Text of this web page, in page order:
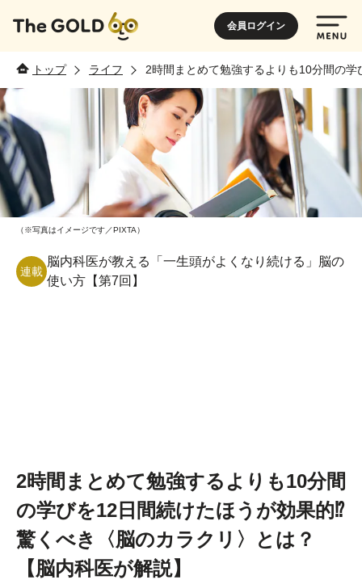
会員ログイン
トップ ライフ 2時間まとめて勉強するよりも10分間の
（※写真はイメージです／PIXTA）
連載
脳内科医が教える「一生頭がよくなり続ける」脳の
使い方【第7回】
2時間まとめて勉強するよりも10分間
の学びを12日間続けたほうが効果的⁉
驚くべき〈脳のカラクリ〉とは？
【脳内科医が解説】